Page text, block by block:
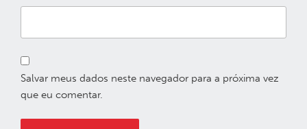
Salvar meus dados neste navegador para a próxima vez
que eu comentar.